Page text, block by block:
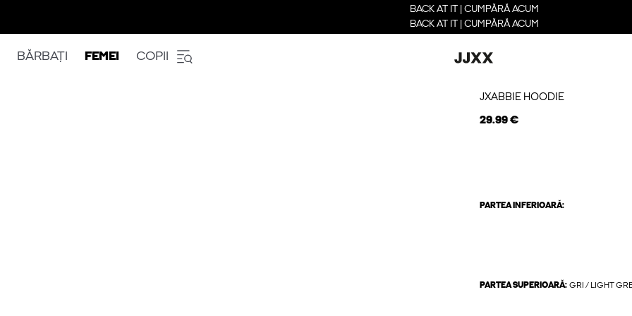
BACK AT IT | CUMPĂRĂ ACUM
BACK AT IT | CUMPĂRĂ ACUM
BĂRBAȚI FEMEI COPII
JXABBIE HOODIE
29.99 €
PARTEA INFERIOARĂ:
PARTEA SUPERIOARĂ: GRI / LIGHT